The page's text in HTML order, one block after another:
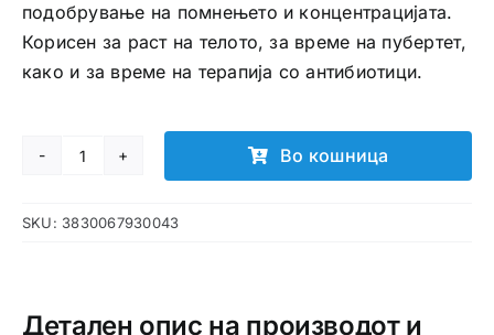
подобрување на помнењето и концентрацијата.
Корисен за раст на телото, за време на пубертет,
како и за време на терапија со антибиотици.
Pico
Complex
Во кошница
SKU: 3830067930043
Детален опис на производот и